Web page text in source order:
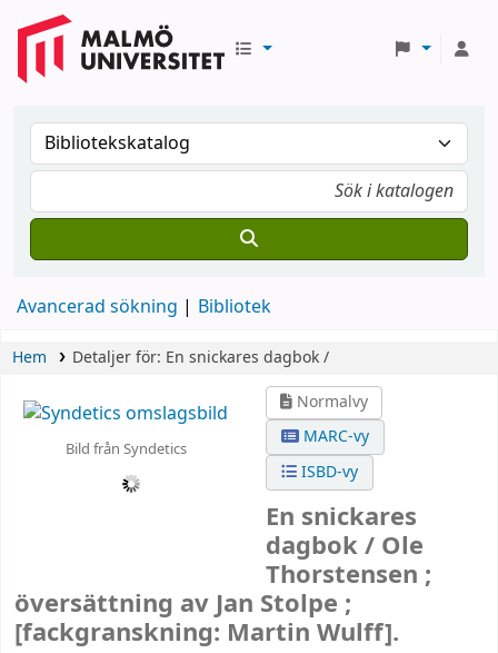
Avancerad sökning Bibliotek
Hem Detaljer för: En snickares dagbok /
Bild från Syndetics
Normalvy
MARC-vy
ISBD-vy
En snickares
dagbok / Ole
Thorstensen ;
översättning av Jan Stolpe ;
[fackgranskning: Martin Wulff].